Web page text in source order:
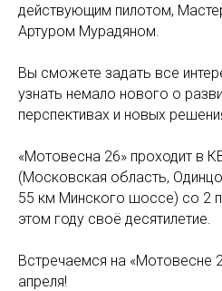
действующим пилотом,
Артуром Мурадяном.
Вы сможете задать все
узнать немало нового о
перспективах и новых
«Мотовесна 26» проходит в
(Московская область,
55 км Минского шоссе) со 2
этом году своё десятилетие.
Встречаемся на «Мотовесне
апреля!